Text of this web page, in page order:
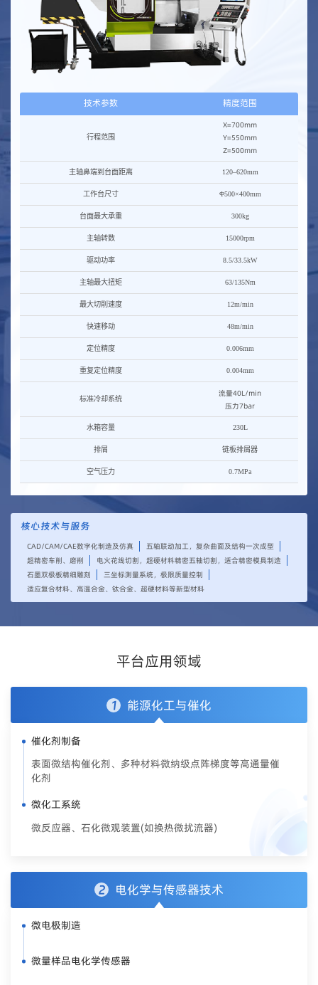
技术参数 精度范围
行程范围
X=700mm
Y=550mm
Z=500mm
主轴鼻端到台面距离 120–620mm
工作台尺寸 Φ500×400mm
台面最大承重 300kg
主轴转数 15000rpm
驱动功率 8.5/33.5kW
主轴最大扭矩 63/135Nm
最大切削速度 12m/min
快速移动 48m/min
定位精度 0.006mm
重复定位精度 0.004mm
标准冷却系统
流量40L/min
压力7bar
水箱容量 230L
排屑 链板排屑器
空气压力 0.7MPa
核心技术与服务
CAD/CAM/CAE数字化制造及仿真
五轴联动加工，复杂曲面及结构一次成型
超精密车削、磨削
电火花线切割，超硬材料精密五轴切割，适合精密模具制造
石墨双极板精细雕刻
三坐标测量系统，极限质量控制
适应复合材料、高温合金、钛合金、超硬材料等新型材料
平台应用领域
1 能源化工与催化
催化剂制备
表面微结构催化剂、多种材料微纳级点阵梯度等高通量催
化剂
微化工系统
微反应器、石化微观装置(如换热微扰流器)
2 电化学与传感器技术
微电极制造
微量样品电化学传感器